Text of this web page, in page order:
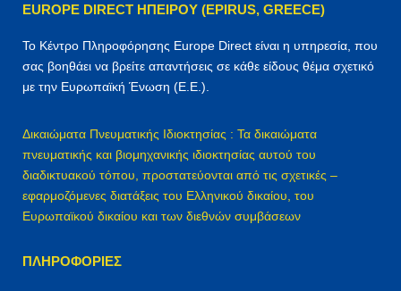
η
EUROPE DIRECT ΗΠΕΙΡΟΥ (EPIRUS, GREECE)
Το Κέντρο Πληροφόρησης Europe Direct είναι η υπηρεσία, που
σας βοηθάει να βρείτε απαντήσεις σε κάθε είδους θέμα σχετικό
με την Ευρωπαϊκή Ένωση (Ε.Ε.).
Δικαιώματα Πνευματικής Ιδιοκτησίας : Τα δικαιώματα
πνευματικής και βιομηχανικής ιδιοκτησίας αυτού του
διαδικτυακού τόπου, προστατεύονται από τις σχετικές –
εφαρμοζόμενες διατάξεις του Ελληνικού δικαίου, του
Ευρωπαϊκού δικαίου και των διεθνών συμβάσεων
ΠΛΗΡΟΦΟΡΊΕΣ